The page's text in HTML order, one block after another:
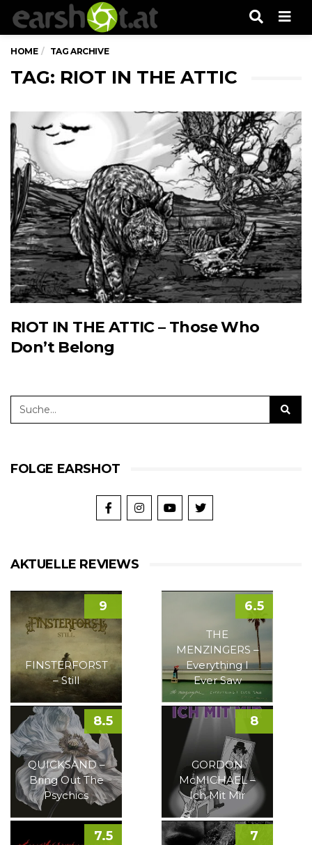
HOME TAG ARCHIVE
TAG: RIOT IN THE ATTIC
RIOT IN THE ATTIC – Those Who
Don’t Belong
FOLGE EARSHOT
AKTUELLE REVIEWS
FINSTERFORST
– Still
9
THE
MENZINGERS –
Everything I
Ever Saw
6.5
QUICKSAND –
Bring Out The
Psychics
8.5
GORDON
McMICHAEL –
Ich Mit Mir
8
7.5 7